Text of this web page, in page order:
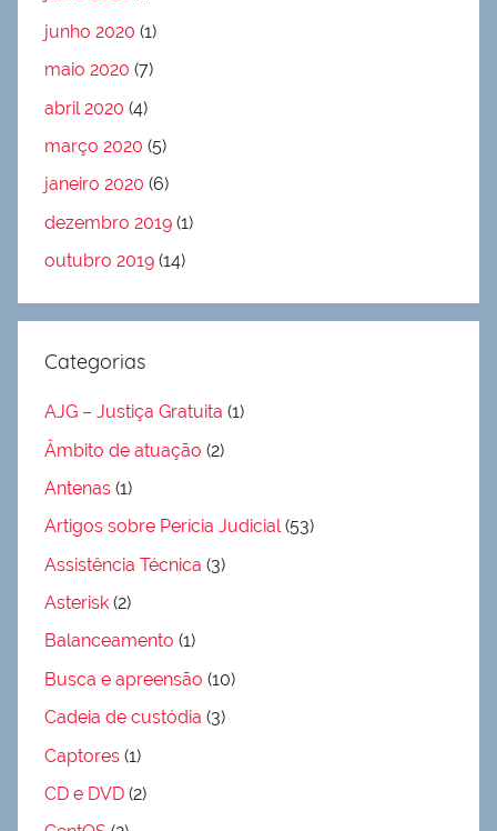
junho 2020 (1)
maio 2020 (7)
abril 2020 (4)
março 2020 (5)
janeiro 2020 (6)
dezembro 2019 (1)
outubro 2019 (14)
Categorias
AJG – Justiça Gratuita (1)
Âmbito de atuação (2)
Antenas (1)
Artigos sobre Perícia Judicial(53)
Assistência Técnica (3)
Asterisk (2)
Balanceamento (1)
Busca e apreensão (10)
Cadeia de custódia (3)
Captores (1)
CD e DVD (2)